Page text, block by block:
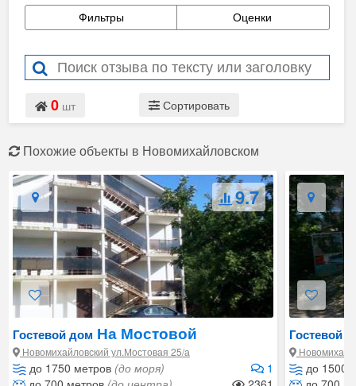
Фильтры Оценки
0 шт Сортировать
Похожие объекты в Новомихайловском
9.7
Гостевой дом На Мостовой
Новомихайловский ул.Мостовая 25/а
до 1750 метров (до моря)
1
Гостевой
до 1500